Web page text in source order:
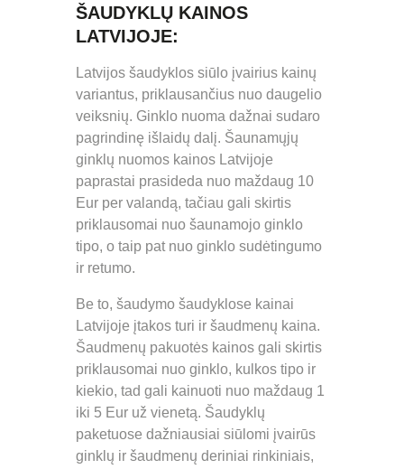
ŠAUDYKLŲ KAINOS
LATVIJOJE:
Latvijos šaudyklos siūlo įvairius kainų
variantus, priklausančius nuo daugelio
veiksnių. Ginklo nuoma dažnai sudaro
pagrindinę išlaidų dalį. Šaunamųjų
ginklų nuomos kainos Latvijoje
paprastai prasideda nuo maždaug 10
Eur per valandą, tačiau gali skirtis
priklausomai nuo šaunamojo ginklo
tipo, o taip pat nuo ginklo sudėtingumo
ir retumo.
Be to, šaudymo šaudyklose kainai
Latvijoje įtakos turi ir šaudmenų kaina.
Šaudmenų pakuotės kainos gali skirtis
priklausomai nuo ginklo, kulkos tipo ir
kiekio, tad gali kainuoti nuo maždaug 1
iki 5 Eur už vienetą. Šaudyklų
paketuose dažniausiai siūlomi įvairūs
ginklų ir šaudmenų deriniai rinkiniais,